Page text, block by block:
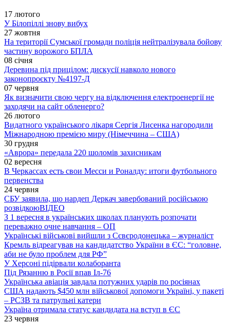
17 лютого
У Білопіллі знову вибух
27 жовтня
На території Сумської громади поліція нейтралізувала бойову
частину ворожого БПЛА
08 січня
Деревина під прицілом: дискусії навколо нового
законопроєкту №4197-Д
07 червня
Як визначити свою чергу на відключення електроенергії не
заходячи на сайт обленерго?
26 лютого
Видатного українського лікаря Сергія Лисенка нагородили
Міжнародною премією миру (Німеччина – США)
30 грудня
«Аврора» передала 220 шоломів захисникам
02 вересня
В Черкассах есть свои Месси и Роналду: итоги футбольного
первенства
24 червня
СБУ заявила, що нардеп Деркач завербований російською
розвідкоюВІДЕО
З 1 вересня в українських школах планують розпочати
переважно очне навчання – ОП
Українські військові вийшли з Сєвєродонецька – журналіст
Кремль відреагував на кандидатство України в ЄС: “головне,
аби не було проблем для РФ”
У Херсоні підірвали колаборанта
Під Рязанню в Росії впав Іл-76
Українська авіація завдала потужних ударів по росіянах
США надають $450 млн військової допомоги Україні, у пакеті
– РСЗВ та патрульні катери
Україна отримала статус кандидата на вступ в ЄС
23 червня